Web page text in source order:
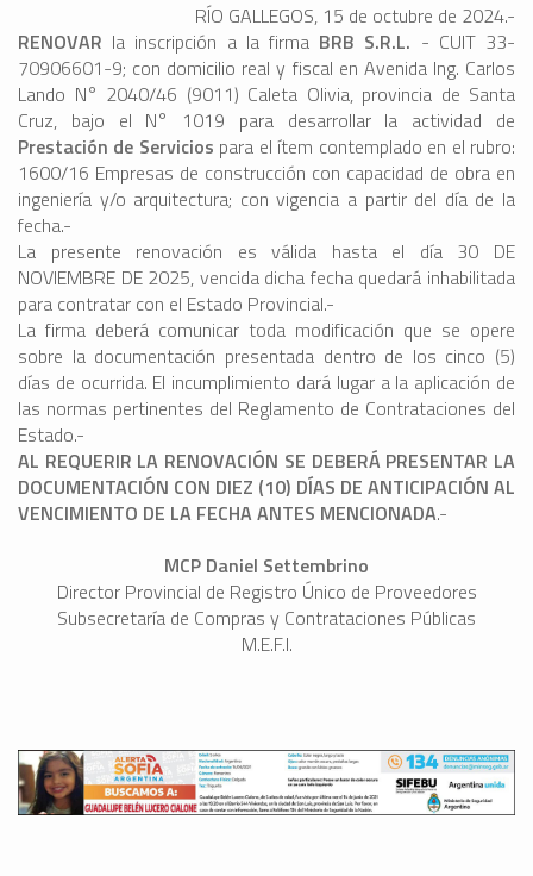
RÍO GALLEGOS, 15 de octubre de 2024.-
RENOVAR la inscripción a la firma BRB S.R.L. - CUIT 33-
70906601-9; con domicilio real y fiscal en Avenida Ing. Carlos
Lando N° 2040/46 (9011) Caleta Olivia, provincia de Santa
Cruz, bajo el N° 1019 para desarrollar la actividad de
Prestación de Servicios para el ítem contemplado en el rubro:
1600/16 Empresas de construcción con capacidad de obra en
ingeniería y/o arquitectura; con vigencia a partir del día de la
fecha.-
La presente renovación es válida hasta el día 30 DE
NOVIEMBRE DE 2025, vencida dicha fecha quedará inhabilitada
para contratar con el Estado Provincial.-
La firma deberá comunicar toda modificación que se opere
sobre la documentación presentada dentro de los cinco (5)
días de ocurrida. El incumplimiento dará lugar a la aplicación de
las normas pertinentes del Reglamento de Contrataciones del
Estado.-
AL REQUERIR LA RENOVACIÓN SE DEBERÁ PRESENTAR LA
DOCUMENTACIÓN CON DIEZ (10) DÍAS DE ANTICIPACIÓN AL
VENCIMIENTO DE LA FECHA ANTES MENCIONADA.-
MCP Daniel Settembrino
Director Provincial de Registro Único de Proveedores
Subsecretaría de Compras y Contrataciones Públicas
M.E.F.I.